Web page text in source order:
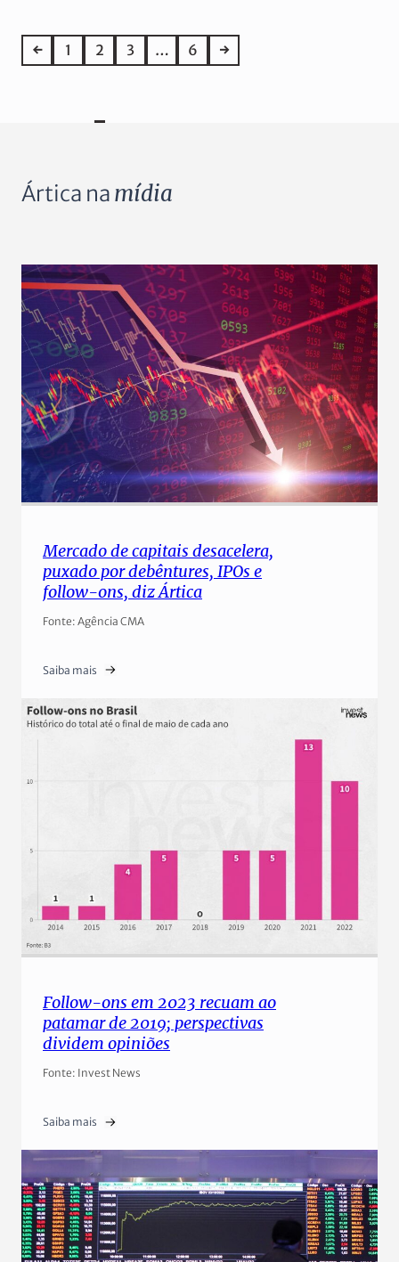
← 1 2 3 … 6 →
Ártica namídia
Mercado de capitais desacelera,
puxado por debêntures, IPOs e
follow-ons, diz Ártica
Fonte: Agência CMA
Saiba mais
Follow-ons em 2023 recuam ao
patamar de 2019; perspectivas
dividem opiniões
Fonte: Invest News
Saiba mais